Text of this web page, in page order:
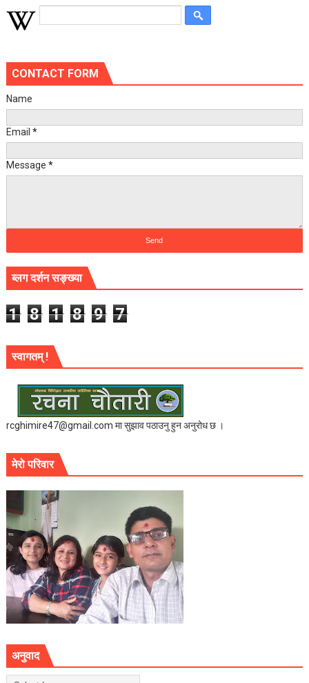
CONTACT FORM
Name
Email *
Message *
ब्लग दर्शन सङ्ख्या
1 8 1 8 9 7
स्वागतम् !
rcghimire47@gmail.com मा सुझाव पठाउनु हुन अनुरोध छ ।
मेरो परिवार
अनुवाद